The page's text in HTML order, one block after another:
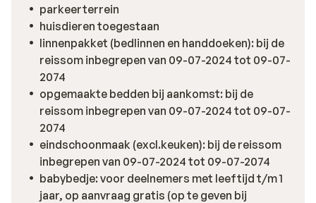
parkeerterrein
huisdieren toegestaan
linnenpakket (bedlinnen en handdoeken): bij de
reissom inbegrepen van 09-07-2024 tot 09-07-
2074
opgemaakte bedden bij aankomst: bij de
reissom inbegrepen van 09-07-2024 tot 09-07-
2074
eindschoonmaak (excl.keuken): bij de reissom
inbegrepen van 09-07-2024 tot 09-07-2074
babybedje: voor deelnemers met leeftijd t/m 1
jaar, op aanvraag gratis (op te geven bij